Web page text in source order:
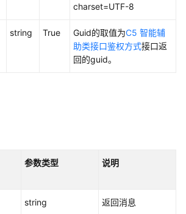
charset=UTF-8
string True Guid的取值为C5 智能辅
助类接口鉴权方式接口返
回的guid。
参数类型 说明
string 返回消息